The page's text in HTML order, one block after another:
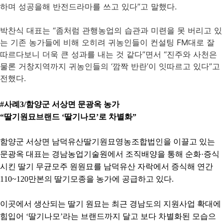
하며 성공을해 반전드라마를 쓰고 있다”고 말했다.
박찬식 대표는 “좀처럼 관행농업의 습관과 미련을 못 버리고 있
는 기존 농가들에 비해 오히려 귀농인들이 컨설팅 FM대로 잘
따르다보니 더욱 큰 성과를 내는 것 같다”면서 “진주와 사천은
물론 거창지역까지 귀농인들의 ‘깜짝 반란’이 잇따르고 있다”고
전했다.
#사례3/함양군 서상면 문광옥 농가
“딸기원묘브랜드 ‘딸기나모’로 차별화”
함양군 서상면 남덕유산딸기원묘영농조합법인을 이끌고 있는
문광옥 대표는 경남농업기술원에서 조직배양을 통해 순화·증식
시킨 딸기 무균모주 원원묘를 남덕유산 자락에서 증식해 연간
110~120만본의 딸기모종을 농가에 공급하고 있다.
이곳에서 생산되는 딸기 원묘는 최근 경남도의 지원사업 확대에
힘입어 ‘딸기나모’라는 브랜드까지 달고 보다 차별화된 모습으